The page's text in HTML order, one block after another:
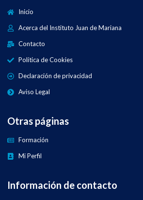
Inicio
Acerca del Instituto Juan de Mariana
Contacto
Política de Cookies
Declaración de privacidad
Aviso Legal
Otras páginas
Formación
Mi Perfil
Información de contacto